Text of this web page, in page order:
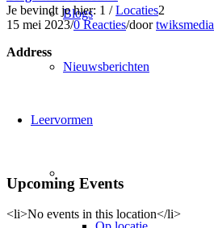
Blogs
Nieuwsberichten
Leervormen
Je bevindt je hier: 1 / Locaties2
15 mei 2023/0 Reacties/doortwiksmedia
Address
Upcoming Events
<li>No events in this location</li>